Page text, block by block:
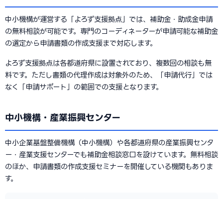
中小機構が運営する「よろず支援拠点」では、補助金・助成金申請
の無料相談が可能です。専門のコーディネーターが申請可能な補助金
の選定から申請書類の作成支援まで対応します。
よろず支援拠点は各都道府県に設置されており、複数回の相談も無
料です。ただし書類の代理作成は対象外のため、「申請代行」では
なく「申請サポート」の範囲での支援となります。
中小機構・産業振興センター
中小企業基盤整備機構（中小機構）や各都道府県の産業振興センタ
ー・産業支援センターでも補助金相談窓口を設けています。無料相談
のほか、申請書類の作成支援セミナーを開催している機関もありま
す。